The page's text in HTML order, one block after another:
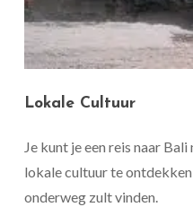
Lokale Cultuur
Je kunt je een reis naar
lokale cultuur te
onderweg zult vinden.